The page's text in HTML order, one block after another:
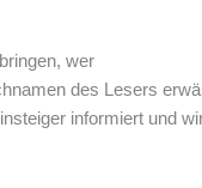
wer
des Lesers
informiert und